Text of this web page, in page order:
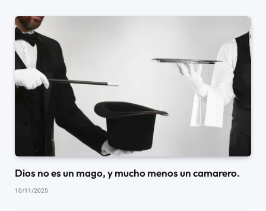
Dios no es un mago, y mucho menos un camarero.
10/11/2025